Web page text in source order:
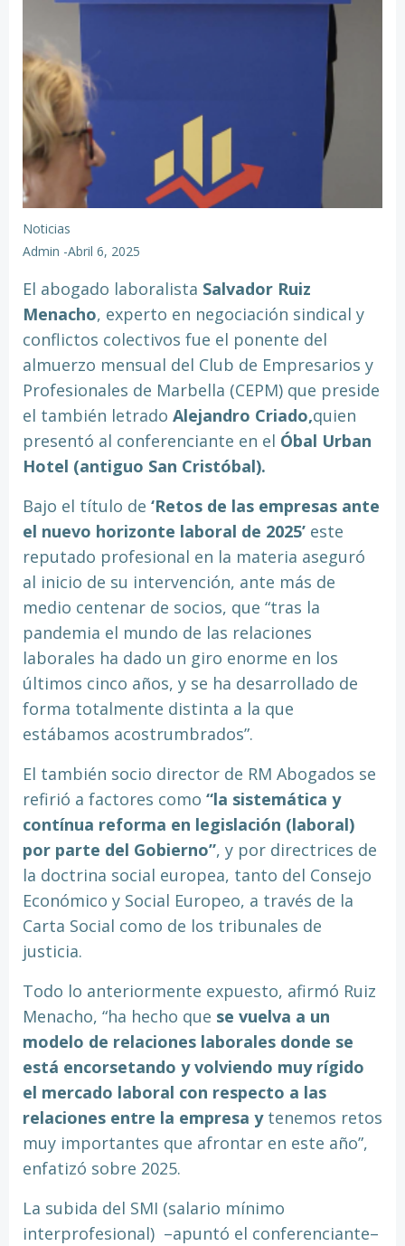
Noticias
Admin -Abril 6, 2025
El abogado laboralista Salvador Ruiz
Menacho, experto en negociación sindical y
conflictos colectivos fue el ponente del
almuerzo mensual del Club de Empresarios y
Profesionales de Marbella (CEPM) que preside
el también letrado Alejandro Criado,quien
presentó al conferenciante en el Óbal Urban
Hotel (antiguo San Cristóbal).
Bajo el título de ‘Retos de las empresas ante
el nuevo horizonte laboral de 2025’ este
reputado profesional en la materia aseguró
al inicio de su intervención, ante más de
medio centenar de socios, que “tras la
pandemia el mundo de las relaciones
laborales ha dado un giro enorme en los
últimos cinco años, y se ha desarrollado de
forma totalmente distinta a la que
estábamos acostrumbrados”.
El también socio director de RM Abogados se
refirió a factores como “la sistemática y
contínua reforma en legislación (laboral)
por parte del Gobierno”, y por directrices de
la doctrina social europea, tanto del Consejo
Económico y Social Europeo, a través de la
Carta Social como de los tribunales de
justicia.
Todo lo anteriormente expuesto, afirmó Ruiz
Menacho, “ha hecho que se vuelva a un
modelo de relaciones laborales donde se
está encorsetando y volviendo muy rígido
el mercado laboral con respecto a las
relaciones entre la empresa ytenemos retos
muy importantes que afrontar en este año”,
enfatizó sobre 2025.
La subida del SMI (salario mínimo
interprofesional) –apuntó el conferenciante–